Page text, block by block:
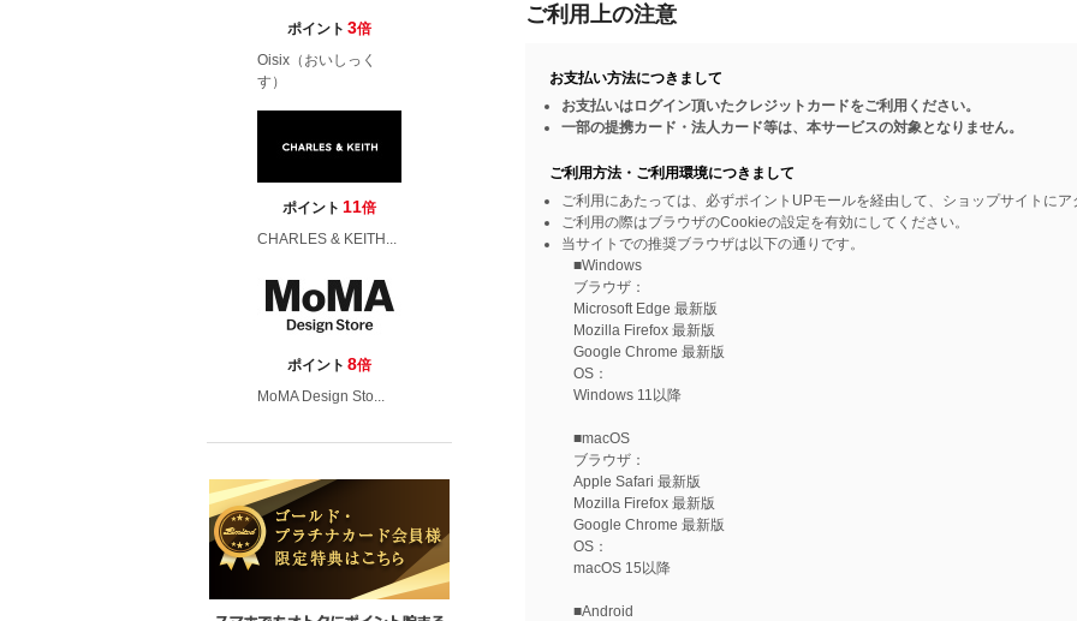
ポイント 3倍
Oisix（おいしっく
す）
ポイント 11倍
CHARLES & KEITH...
ポイント 8倍
MoMA Design Sto...
ご利用上の注意
お支払い方法につきまして
お支払いはログイン頂いたクレジットカードをご利用ください。
一部の提携カード・法人カード等は、本サービスの対象となりません。
ご利用方法・ご利用環境につきまして
ご利用にあたっては、必ずポイントUPモールを経由して、ショップサイトにア
ご利用の際はブラウザのCookieの設定を有効にしてください。
当サイトでの推奨ブラウザは以下の通りです。
■Windows
ブラウザ：
Microsoft Edge 最新版
Mozilla Firefox 最新版
Google Chrome 最新版
OS：
Windows 11以降
■macOS
ブラウザ：
Apple Safari 最新版
Mozilla Firefox 最新版
Google Chrome 最新版
OS：
macOS 15以降
■Android